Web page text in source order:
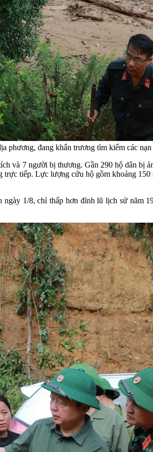
phương, đang khẩn trương tìm kiếm các
và 7 người bị thương. Gần 290 hộ dân bị
tiếp. Lực lượng cứu hộ gồm khoảng
1/8, chỉ thấp hơn đỉnh lũ lịch sử năm